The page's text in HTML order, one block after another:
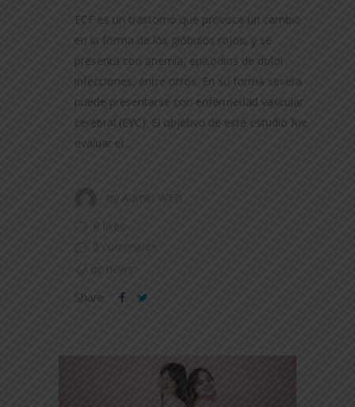
ECF es un trastorno que provoca un cambio
en la forma de los glóbulos rojos, y se
presenta con anemia, episodios de dolor,
infecciones, entre otros. En su forma severa
puede presentarse con enfermedad vascular
cerebral (EVC). El objetivo de este estudio fue
evaluar el...
by Admin WEB
8 likes
0 comments
bc news
Share